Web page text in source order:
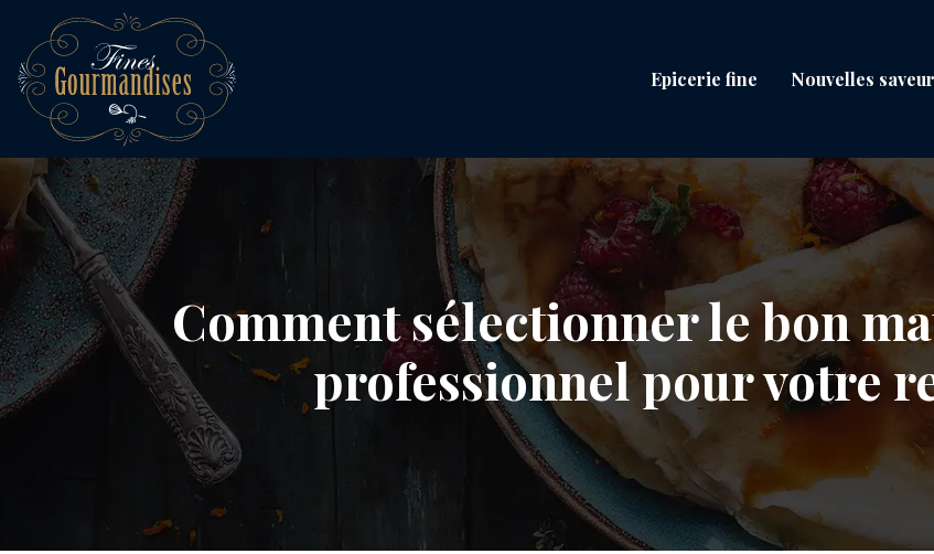
Epicerie fine Nouvelles
Comment sélectionner le bon
professionnel pour votre